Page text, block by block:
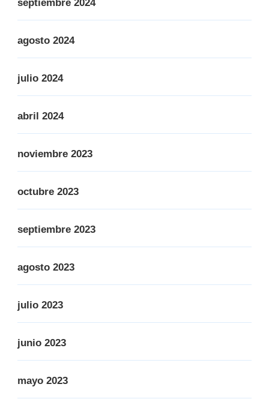
septiembre 2024
agosto 2024
julio 2024
abril 2024
noviembre 2023
octubre 2023
septiembre 2023
agosto 2023
julio 2023
junio 2023
mayo 2023